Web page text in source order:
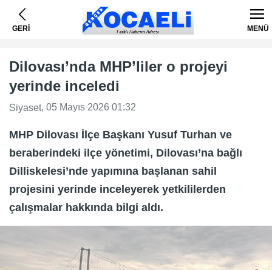
GERİ MENÜ
Dilovası’nda MHP’liler o projeyi
yerinde inceledi
Siyaset, 05 Mayıs 2026 01:32
MHP Dilovası İlçe Başkanı Yusuf Turhan ve
beraberindeki ilçe yönetimi, Dilovası’na bağlı
Dilliskelesi’nde yapımına başlanan sahil
projesini yerinde inceleyerek yetkililerden
çalışmalar hakkında bilgi aldı.